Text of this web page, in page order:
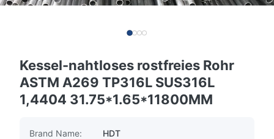
Kessel-nahtloses rostfreies Rohr
ASTM A269 TP316L SUS316L
1,4404 31.75*1.65*11800MM
Brand Name:
HDT